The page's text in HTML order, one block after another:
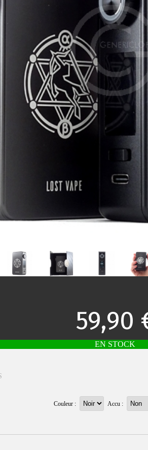
59,90
EN STOCK
Couleur : Accu :